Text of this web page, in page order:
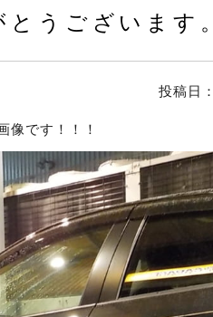
とうございます。
投稿日：
像です！！！